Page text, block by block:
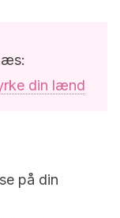
din lænd
på din